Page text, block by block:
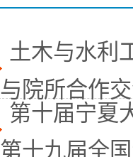
土木与水利
与院所合作
第十届宁夏
第十九届全